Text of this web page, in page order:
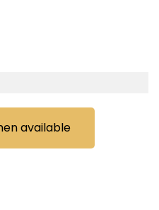
available